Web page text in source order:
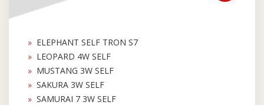
ELEPHANT SELF TRON S7
LEOPARD 4W SELF
MUSTANG 3W SELF
SAKURA 3W SELF
SAMURAI 7 3W SELF